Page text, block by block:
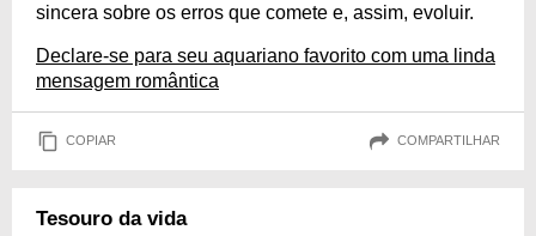
sincera sobre os erros que comete e, assim, evoluir.
Declare-se para seu aquariano favorito com uma linda
mensagem romântica
COPIAR COMPARTILHAR
Tesouro da vida